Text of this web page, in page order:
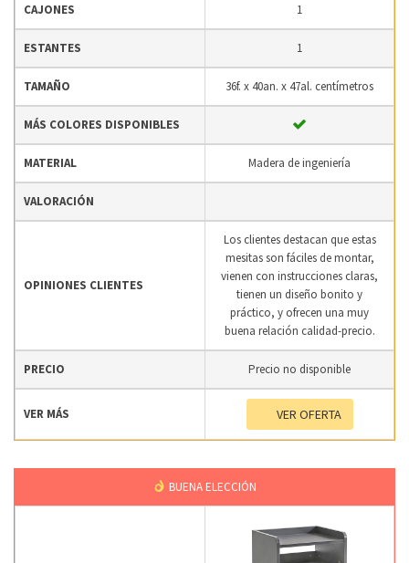
CAJONES 1
ESTANTES 1
TAMAÑO 36f. x 40an. x 47al. centímetros
MÁS COLORES DISPONIBLES
MATERIAL Madera de ingeniería
VALORACIÓN
OPINIONES CLIENTES
Los clientes destacan que estas
mesitas son fáciles de montar,
vienen con instrucciones claras,
tienen un diseño bonito y
práctico, y ofrecen una muy
buena relación calidad-precio.
PRECIO Precio no disponible
VER MÁS VER OFERTA
BUENA ELECCIÓN